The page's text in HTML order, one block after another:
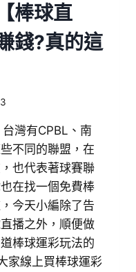
棒球直
錢?真的這
灣有CPBL、南
不同的聯盟，在
也代表著球賽聯
在找一個免費棒
今天小編除了告
播之外，順便做
棒球運彩玩法的
家線上買棒球運彩